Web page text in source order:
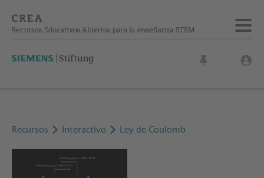
Recursos Interactivo Ley de Coulomb